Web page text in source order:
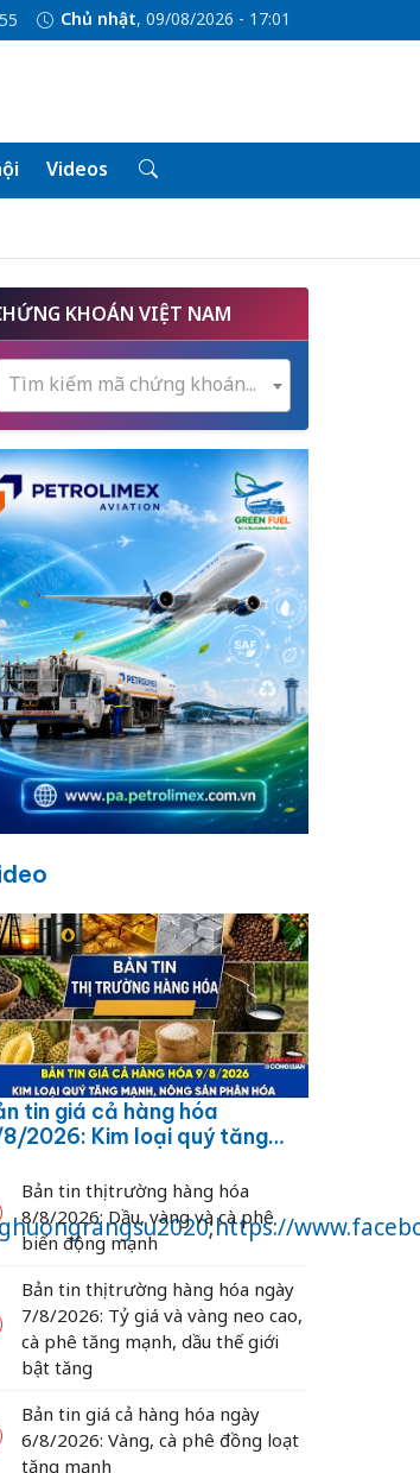
Chủ nhật, 09/08/2026 - 17:01
Videos
;https://
KHOÁN VIỆT NAM
Tìm kiếm mã chứng khoán...
tin giá cả hàng hóa
2026: Kim loại quý tăng
Bản tin thị trường hàng hóa
8/8/2026: Dầu, vàng và cà phê
biến động mạnh
Bản tin thị trường hàng hóa ngày
7/8/2026: Tỷ giá và vàng neo cao,
cà phê tăng mạnh, dầu thế giới
bật tăng
Bản tin giá cả hàng hóa ngày
6/8/2026: Vàng, cà phê đồng loạt
tăng mạnh